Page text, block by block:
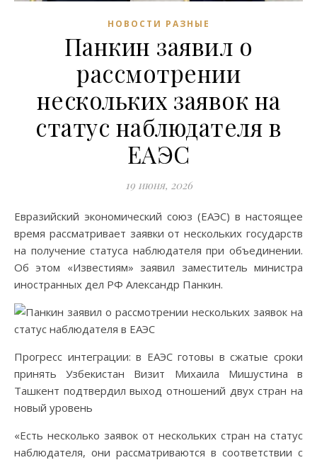
НОВОСТИ РАЗНЫЕ
Панкин заявил о
рассмотрении
нескольких заявок на
статус наблюдателя в
ЕАЭС
19 июня, 2026
Евразийский экономический союз (ЕАЭС) в настоящее
время рассматривает заявки от нескольких государств
на получение статуса наблюдателя при объединении.
Об этом «Известиям» заявил заместитель министра
иностранных дел РФ Александр Панкин.
Прогресс интеграции: в ЕАЭС готовы в сжатые сроки
принять Узбекистан Визит Михаила Мишустина в
Ташкент подтвердил выход отношений двух стран на
новый уровень
«Есть несколько заявок от нескольких стран на статус
наблюдателя, они рассматриваются в соответствии с